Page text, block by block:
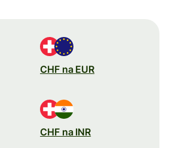
CHF na EUR
CHF na INR